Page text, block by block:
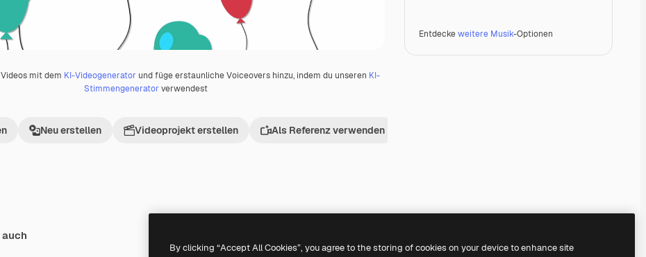
mit dem KI-Videogenerator und füge erstaunliche Voiceovers hinzu, indem du unseren KI-
Stimmengenerator verwendest
Neu erstellen Videoprojekt erstellen Als Referenz verwenden
Entdeckeweitere Musik-Optionen
Premium
Premium Premium
Premium
By clicking “Accept All Cookies”, you agree to the storing of cookies on your device to enhance site